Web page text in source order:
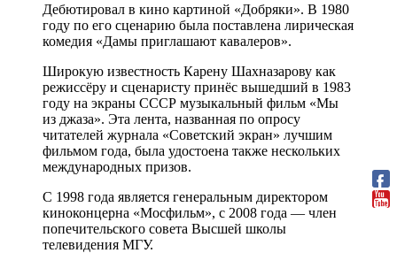
Дебютировал в кино картиной «Добряки». В 1980
году по его сценарию была поставлена лирическая
комедия «Дамы приглашают кавалеров».
Широкую известность Карену Шахназарову как
режиссёру и сценаристу принёс вышедший в 1983
году на экраны СССР музыкальный фильм «Мы
из джаза». Эта лента, названная по опросу
читателей журнала «Советский экран» лучшим
фильмом года, была удостоена также нескольких
международных призов.
С 1998 года является генеральным директором
киноконцерна «Мосфильм», с 2008 года — член
попечительского совета Высшей школы
телевидения МГУ.